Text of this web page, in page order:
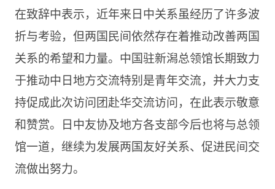
在致辞中表示，近年来日中关系虽经历了许多波
折与考验，但两国民间依然存在着推动改善两国
关系的希望和力量。中国驻新潟总领馆长期致力
于推动中日地方交流特别是青年交流，并大力支
持促成此次访问团赴华交流访问，在此表示敬意
和赞赏。日中友协及地方各支部今后也将与总领
馆一道，继续为发展两国友好关系、促进民间交
流做出努力。